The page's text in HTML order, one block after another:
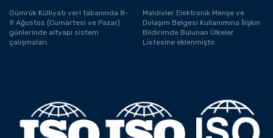
Gümrük Külliyatı veri tabanında 8-
9 Ağustos (Cumartesi ve Pazar)
günlerinde altyapı sistem
çalışmaları.
Maldivler Elektronik Menşe ve
Dolaşım Belgesi Kullanımına İlişkin
Bildirimde Bulunan Ülkeler
Listesine eklenmiştir.